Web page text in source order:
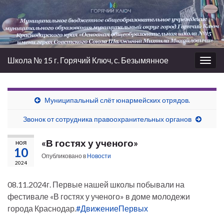
Вкл/
выкл
Школа № 15 г. Горячий Ключ, с. Безымянное
Муниципальный слёт юнармейских отрядов.
Звонок от сотрудника правоохранительных органов
НОЯ
10
2024
«В гостях у ученого»
Опубликовано в Новости
08.11.2024г. Первые нашей школы побывали на
фестивале «В гостях у ученого» в доме молодежи
города Краснодар.#ДвижениеПервых